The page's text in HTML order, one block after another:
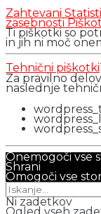
Zahtevani
zasebnosti
Ti piškotki so
in jih ni moč
Tehnični piškotki
Za pravilno
naslednje
Onemogoči vse
Shrani
Omogoči vse
Ni zadetkov